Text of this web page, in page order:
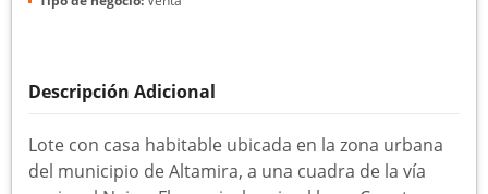
Descripción Adicional
Lote con casa habitable ubicada en la zona urbana
del municipio de Altamira, a una cuadra de la vía